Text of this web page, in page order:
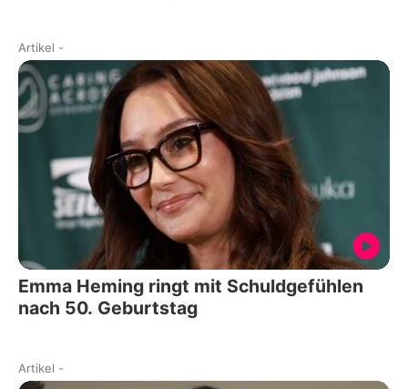
Artikel -
Emma Heming ringt mit Schuldgefühlen
nach 50. Geburtstag
Artikel -